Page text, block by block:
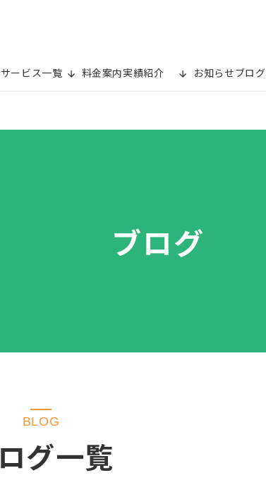
サービス一覧 料金案内実績紹介 お知らせブログ
ブログ
BLOG
グ一覧